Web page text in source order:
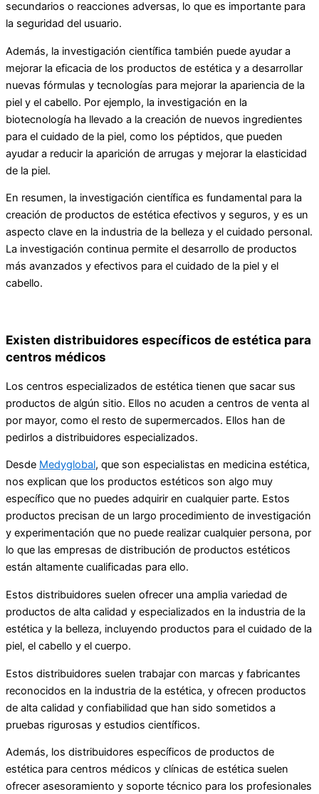
secundarios o reacciones adversas, lo que es importante para
la seguridad del usuario.
Además, la investigación científica también puede ayudar a
mejorar la eficacia de los productos de estética y a desarrollar
nuevas fórmulas y tecnologías para mejorar la apariencia de la
piel y el cabello. Por ejemplo, la investigación en la
biotecnología ha llevado a la creación de nuevos ingredientes
para el cuidado de la piel, como los péptidos, que pueden
ayudar a reducir la aparición de arrugas y mejorar la elasticidad
de la piel.
En resumen, la investigación científica es fundamental para la
creación de productos de estética efectivos y seguros, y es un
aspecto clave en la industria de la belleza y el cuidado personal.
La investigación continua permite el desarrollo de productos
más avanzados y efectivos para el cuidado de la piel y el
cabello.
Existen distribuidores específicos de estética para
centros médicos
Los centros especializados de estética tienen que sacar sus
productos de algún sitio. Ellos no acuden a centros de venta al
por mayor, como el resto de supermercados. Ellos han de
pedirlos a distribuidores especializados.
Desde Medyglobal, que son especialistas en medicina estética,
nos explican que los productos estéticos son algo muy
específico que no puedes adquirir en cualquier parte. Estos
productos precisan de un largo procedimiento de investigación
y experimentación que no puede realizar cualquier persona, por
lo que las empresas de distribución de productos estéticos
están altamente cualificadas para ello.
Estos distribuidores suelen ofrecer una amplia variedad de
productos de alta calidad y especializados en la industria de la
estética y la belleza, incluyendo productos para el cuidado de la
piel, el cabello y el cuerpo.
Estos distribuidores suelen trabajar con marcas y fabricantes
reconocidos en la industria de la estética, y ofrecen productos
de alta calidad y confiabilidad que han sido sometidos a
pruebas rigurosas y estudios científicos.
Además, los distribuidores específicos de productos de
estética para centros médicos y clínicas de estética suelen
ofrecer asesoramiento y soporte técnico para los profesionales